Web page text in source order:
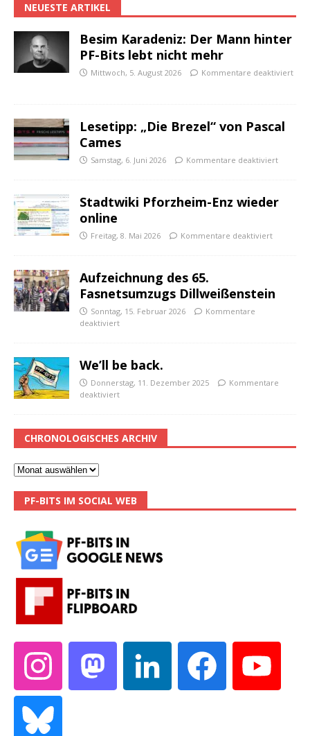
NEUESTE ARTIKEL
Besim Karadeniz: Der Mann hinter
PF-Bits lebt nicht mehr
Mittwoch, 5. August 2026 Kommentare deaktiviert
Lesetipp: „Die Brezel“ von Pascal
Cames
Samstag, 6. Juni 2026 Kommentare deaktiviert
Stadtwiki Pforzheim-Enz wieder
online
Freitag, 8. Mai 2026 Kommentare deaktiviert
Aufzeichnung des 65.
Fasnetsumzugs Dillweißenstein
Sonntag, 15. Februar 2026
Kommentare
deaktiviert
We’ll be back.
Donnerstag, 11. Dezember 2025
Kommentare
deaktiviert
CHRONOLOGISCHES ARCHIV
PF-BITS IM SOCIAL WEB